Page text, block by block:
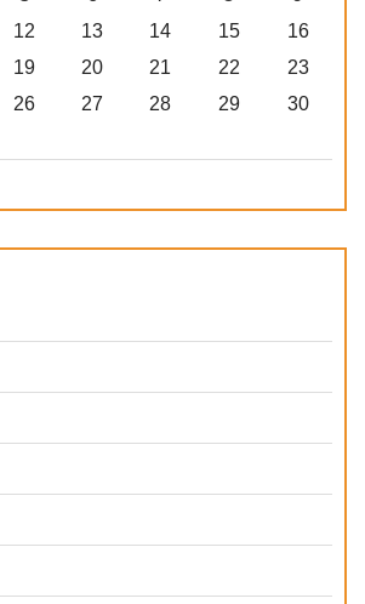
12 13 14 15
16
19 20 21 22
23
26 27 28 29
30